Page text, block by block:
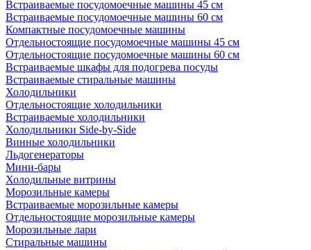
Встраиваемые посудомоечные машины 45 см
Встраиваемые посудомоечные машины 60 см
Компактные посудомоечные машины
Отдельностоящие посудомоечные машины 45 см
Отдельностоящие посудомоечные машины 60 см
Встраиваемые шкафы для подогрева посуды
Встраиваемые стиральные машины
Холодильники
Отдельностоящие холодильники
Встраиваемые холодильники
Холодильники Side-by-Side
Винные холодильники
Льдогенераторы
Мини-бары
Холодильные витрины
Морозильные камеры
Встраиваемые морозильные камеры
Отдельностоящие морозильные камеры
Морозильные лари
Стиральные машины